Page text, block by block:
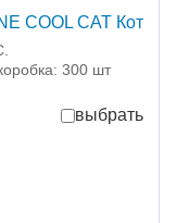
COOL CAT Кот
300 шт
выбрать